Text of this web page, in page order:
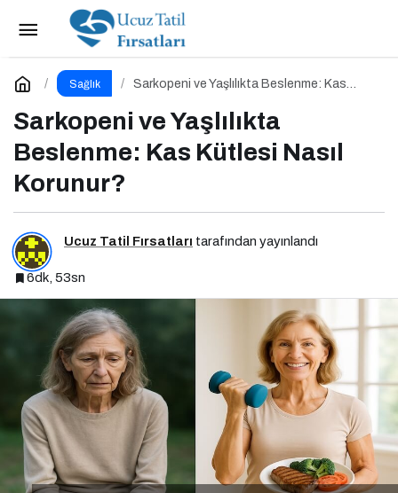
Sağlık
Sarkopeni ve Yaşlılıkta Beslenme: Kas
Sarkopeni ve Yaşlılıkta
Beslenme: Kas Kütlesi Nasıl
Korunur?
Ucuz Tatil Fırsatları tarafından yayınlandı
6dk, 53sn
Zayıflama İğneleri: Mucize mi, Bilimsel Bir Araç
mı?Yorum Yap